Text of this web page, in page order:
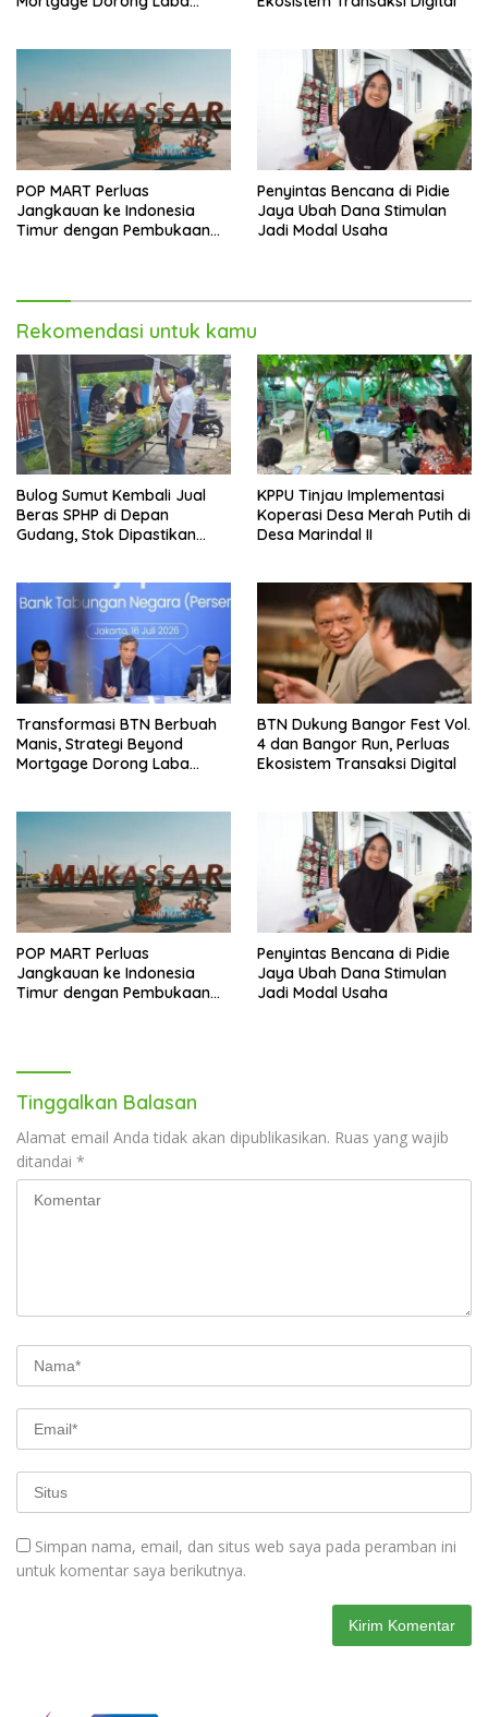
POP MART Perluas
Jangkauan ke Indonesia
Timur dengan Pembukaan
Penyintas Bencana di Pidie
Jaya Ubah Dana Stimulan
Jadi Modal Usaha
Rekomendasi untuk kamu
Bulog Sumut Kembali Jual
Beras SPHP di Depan
Gudang, Stok Dipastikan
KPPU Tinjau Implementasi
Koperasi Desa Merah Putih di
Desa Marindal II
Transformasi BTN Berbuah
Manis, Strategi Beyond
Mortgage Dorong Laba
BTN Dukung Bangor Fest Vol.
4 dan Bangor Run, Perluas
Ekosistem Transaksi Digital
POP MART Perluas
Jangkauan ke Indonesia
Timur dengan Pembukaan
Penyintas Bencana di Pidie
Jaya Ubah Dana Stimulan
Jadi Modal Usaha
Tinggalkan Balasan
Alamat email Anda tidak akan dipublikasikan. Ruas yang wajib
ditandai *
Simpan nama, email, dan situs web saya pada peramban ini
untuk komentar saya berikutnya.